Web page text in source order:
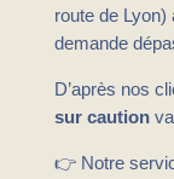
route de
demande
D’après nos
sur cautionva
👉 Notre